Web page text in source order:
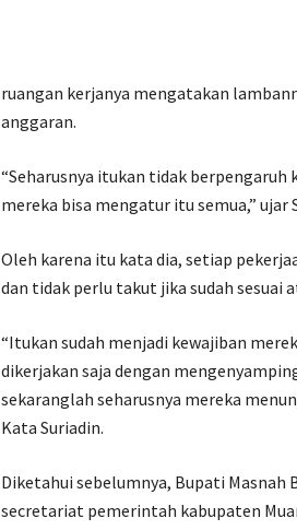
ruangan kerjanya mengatakan
anggaran.
“Seharusnya itukan tidak berpengaruh
mereka bisa mengatur itu semua,” ujar
Oleh karena itu kata dia, setiap
dan tidak perlu takut jika sudah sesuai
“Itukan sudah menjadi kewajiban
dikerjakan saja dengan
sekaranglah seharusnya mereka
Kata Suriadin.
Diketahui sebelumnya, Bupati
secretariat pemerintah kabupaten